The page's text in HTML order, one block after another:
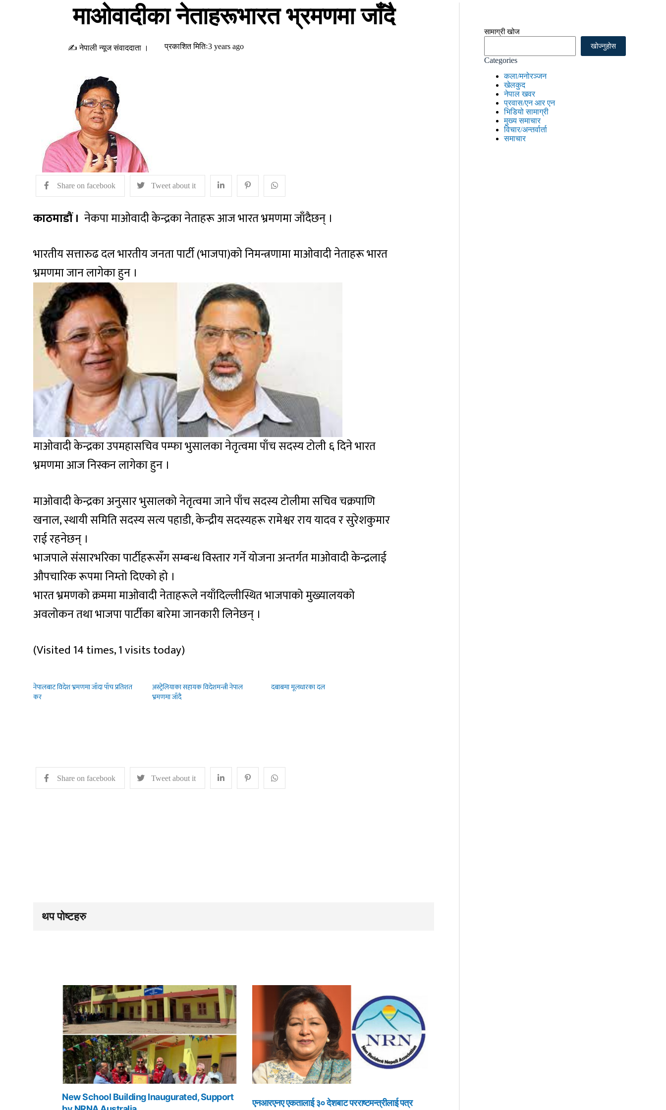
माओवादीका नेताहरूभारत भ्रमणमा जाँदै
✍ नेपाली न्यूज संवाददाता । प्रकाशित मितिः3 years ago
Share on facebook Tweet about it
काठमाडौं । नेकपा माओवादी केन्द्रका नेताहरू आज भारत भ्रमणमा जाँदैछन् ।
भारतीय सत्तारुढ दल भारतीय जनता पार्टी (भाजपा)को निमन्त्रणामा माओवादी नेताहरू भारत
भ्रमणमा जान लागेका हुन ।
माओवादी केन्द्रका उपमहासचिव पम्फा भुसालका नेतृत्वमा पाँच सदस्य टोली ६ दिने भारत
भ्रमणमा आज निस्कन लागेका हुन ।
माओवादी केन्द्रका अनुसार भुसालको नेतृत्वमा जाने पाँच सदस्य टोलीमा सचिव चक्रपाणि
खनाल, स्थायी समिति सदस्य सत्य पहाडी, केन्द्रीय सदस्यहरू रामेश्वर राय यादव र सुरेशकुमार
राई रहनेछन् ।
भाजपाले संसारभरिका पार्टीहरूसँग सम्बन्ध विस्तार गर्ने योजना अन्तर्गत माओवादी केन्द्रलाई
औपचारिक रूपमा निम्तो दिएको हो ।
भारत भ्रमणको क्रममा माओवादी नेताहरूले नयाँदिल्लीस्थित भाजपाको मुख्यालयको
अवलोकन तथा भाजपा पार्टीका बारेमा जानकारी लिनेछन् ।
(Visited 14 times, 1 visits today)
नेपालबाट विदेश भ्रमणमा जाँदा पाँच प्रतिशत
कर
अस्ट्रेलियाका सहायक विदेशमन्त्री नेपाल
भ्रमणमा जाँदै
दबाबमा मूलधारका दल
Share on facebook Tweet about it
थप पोष्टहरु
New School Building Inaugurated, Support
एनआरएनए एकतालाई ३० देशबाट परराष्टमन्त्रीलाई पत्र
सामाग्री खोज
खोज्नुहोस
Categories
कला/मनोरञ्जन
खेलकुद
नेपाल खवर
प्रवास/एन आर एन
भिडियो सामाग्री
मुख्य समाचार
विचार/अन्तर्वार्ता
समाचार